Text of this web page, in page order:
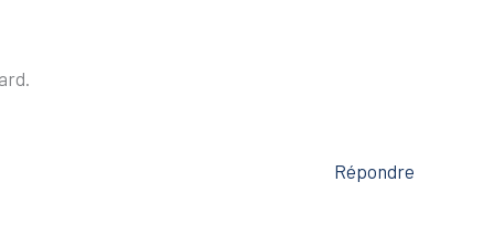
Répondre